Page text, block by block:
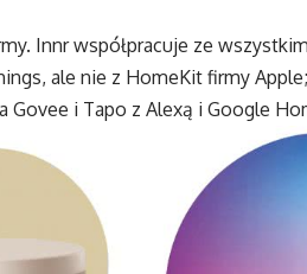
Innr współpracuje ze
ale nie z HomeKit firmy
Govee i Tapo z Alexą i Google